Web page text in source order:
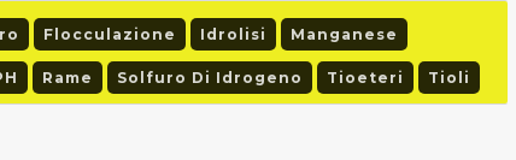
Flocculazione Idrolisi Manganese
Rame Solfuro Di Idrogeno Tioeteri Tioli